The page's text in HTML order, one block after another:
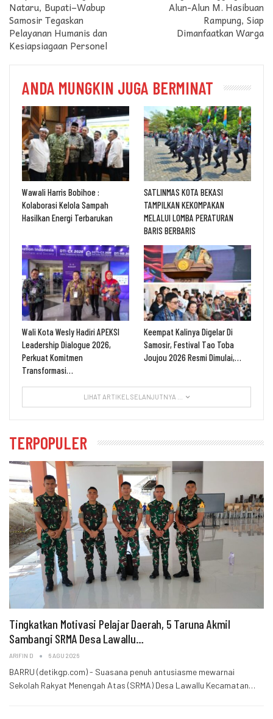
Nataru, Bupati–Wabup
Samosir Tegaskan
Pelayanan Humanis dan
Kesiapsiagaan Personel
Alun-Alun M. Hasibuan
Rampung, Siap
Dimanfaatkan Warga
ANDA MUNGKIN JUGA BERMINAT
Wawali Harris Bobihoe :
Kolaborasi Kelola Sampah
Hasilkan Energi Terbarukan
SATLINMAS KOTA BEKASI
TAMPILKAN KEKOMPAKAN
MELALUI LOMBA PERATURAN
BARIS BERBARIS
Wali Kota Wesly Hadiri APEKSI
Leadership Dialogue 2026,
Perkuat Komitmen
Transformasi…
Keempat Kalinya Digelar Di
Samosir, Festival Tao Toba
Joujou 2026 Resmi Dimulai,…
LIHAT ARTIKEL SELANJUTNYA ...
TERPOPULER
Tingkatkan Motivasi Pelajar Daerah, 5 Taruna Akmil
Sambangi SRMA Desa Lawallu…
ARIFIN D 6 AGU 2026
BARRU (detikgp.com) - Suasana penuh antusiasme mewarnai
Sekolah Rakyat Menengah Atas (SRMA) Desa Lawallu Kecamatan…